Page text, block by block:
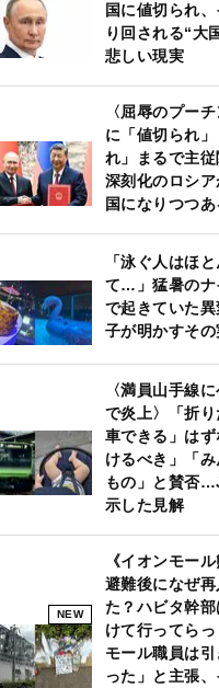
国に値切られ
り回される“大
悲しい現実
〈屈辱のプー
に「値切られ」
れ」まるで主
深刻化のロシ
国になりつつ
「泳ぐ人はほ
て…」猛暑のナ
で起きていた
子が明かすそ
〈満員山手線
で炎上〉「折
車できる」は
けるべき」「
もの」と賛否
示した見解
NEW
《イオンモール
避難後になぜ再
た？ハビタ幹
けて行ってら
モール職員は
った」と主張